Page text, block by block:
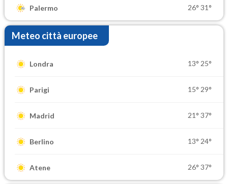
Palermo 26° 31°
Meteo città europee
Londra 13° 25°
Parigi 15° 29°
Madrid 21° 37°
Berlino 13° 24°
Atene 26° 37°